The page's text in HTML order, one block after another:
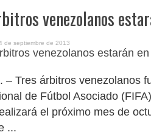
venezolanos
de septiembre de 2013
– Tres árbitros venezolanos
de Fútbol Asociado
el próximo mes de
...